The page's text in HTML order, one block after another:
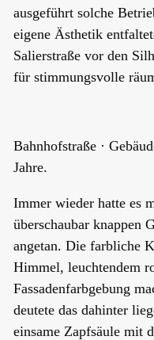
ausgeführt solche
eigene Ästhetik
Salierstraße vor den
für stimmungsvolle
Bahnhofstraße ·
Jahre.
Immer wieder hatte es
überschaubar knappen
angetan. Die farbliche
Himmel, leuchtendem
Fassadenfarbgebung
deutete das dahinter
einsame Zapfsäule mit